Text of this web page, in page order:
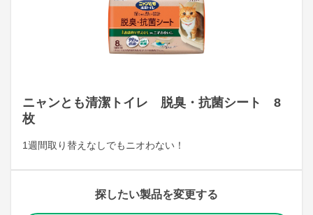
ニャンとも清潔トイレ 脱臭・抗菌シート 8
枚
1週間取り替えなしでもニオわない！
探したい製品を変更する